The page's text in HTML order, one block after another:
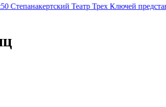
Театр Трех Ключей представит новую